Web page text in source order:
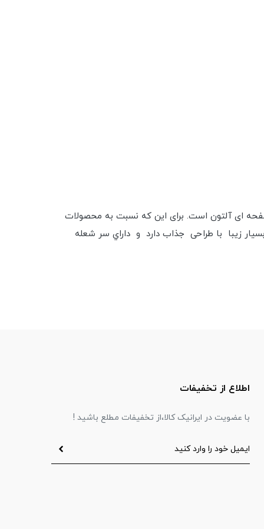
صفحه ای آلتون است. برای این که نسبت به محصولات
زیبا با طراحی جذاب دارد و داراي سر شعله
اطلاع از تخفیفات
با عضویت در ایرانیک کالا،از تخفیفات مطلع باشید !